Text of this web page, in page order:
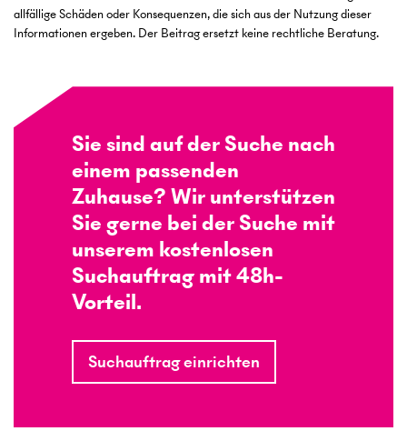
allfällige Schäden oder Konsequenzen, die sich aus der Nutzung dieser
Informationen ergeben. Der Beitrag ersetzt keine rechtliche Beratung.
Sie sind auf der Suche nach
einem passenden
Zuhause? Wir unterstützen
Sie gerne bei der Suche mit
unserem kostenlosen
Suchauftrag mit 48h-
Vorteil.
Suchauftrag einrichten